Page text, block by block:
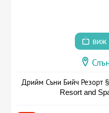
виж
Дрийм Съни Бийч
Resort and